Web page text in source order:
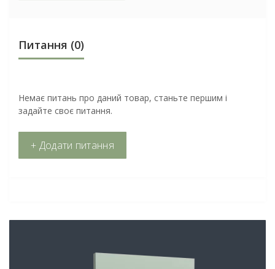
Питання (0)
Немає питань про даний товар, станьте першим і
задайте своє питання.
+ Додати питання